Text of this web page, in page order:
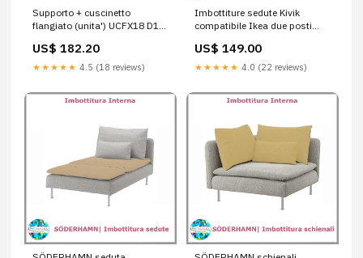
Supporto + cuscinetto
flangiato (unita') UCFX18 D1
US$ 182.20
★★★★★ 4.5 (18 reviews)
Imbottiture sedute Kivik
compatibile Ikea due posti
US$ 149.00
★★★★★ 4.0 (22 reviews)